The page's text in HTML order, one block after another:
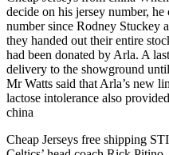
decide on his jersey number,
number since Rodney Stuckey
they handed out their entire
had been donated by Arla. A
delivery to the showground
Mr Watts said that Arla’s new
lactose intolerance also
china
Cheap Jerseys free shipping